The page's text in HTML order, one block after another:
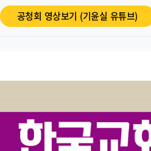
공청회 영상보기 (기윤실 유튜브)